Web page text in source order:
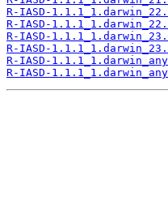
R-IASD-
R-IASD-
R-IASD-
R-IASD-
R-IASD-
R-IASD-